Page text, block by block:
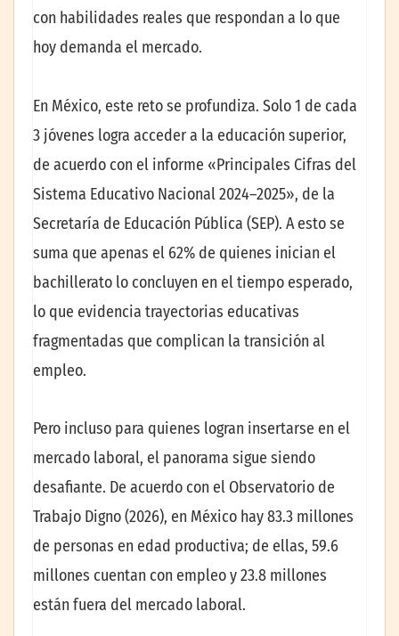
con habilidades reales que respondan a lo que
hoy demanda el mercado.
En México, este reto se profundiza. Solo 1 de cada
3 jóvenes logra acceder a la educación superior,
de acuerdo con el informe «Principales Cifras del
Sistema Educativo Nacional 2024–2025», de la
Secretaría de Educación Pública (SEP). A esto se
suma que apenas el 62% de quienes inician el
bachillerato lo concluyen en el tiempo esperado,
lo que evidencia trayectorias educativas
fragmentadas que complican la transición al
empleo.
Pero incluso para quienes logran insertarse en el
mercado laboral, el panorama sigue siendo
desafiante. De acuerdo con el Observatorio de
Trabajo Digno (2026), en México hay 83.3 millones
de personas en edad productiva; de ellas, 59.6
millones cuentan con empleo y 23.8 millones
están fuera del mercado laboral.